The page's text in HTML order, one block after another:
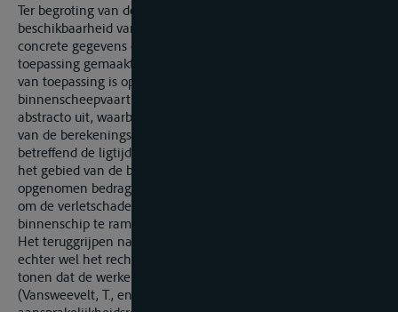
Ter begroting van de schade veroorzaakt door de niet
beschikbaarheid van een binnenschip, bij gebrek aan
concrete gegevens omtrent de werkelijke schade, kan
toepassing gemaakt worden van het reglementair forfait dat
van toepassing is op de overligdagen in de
binnenscheepvaart. Dit maakt een schadebegroting in
abstracto uit, waarbij een analoge toepassing wordt gemaakt
van de berekeningswijze van het KB van 19 juni 2011
betreffend de ligtijd en het bedrag van de overliggelden op
het gebied van de binnenbevrachting. De in het KB
opgenomen bedragen zijn een adequate en billijke manier
om de verletschade in hoofde van de eigenaar van een
binnenschip te ramen.
Het teruggrijpen naar een schadebegroting in abstracto laat
echter wel het recht van iedere partij onverlet om aan te
tonen dat de werkelijke schade groter of kleiner is
(Vansweevelt, T., en Weyts, B., Handboek buitencontractueel